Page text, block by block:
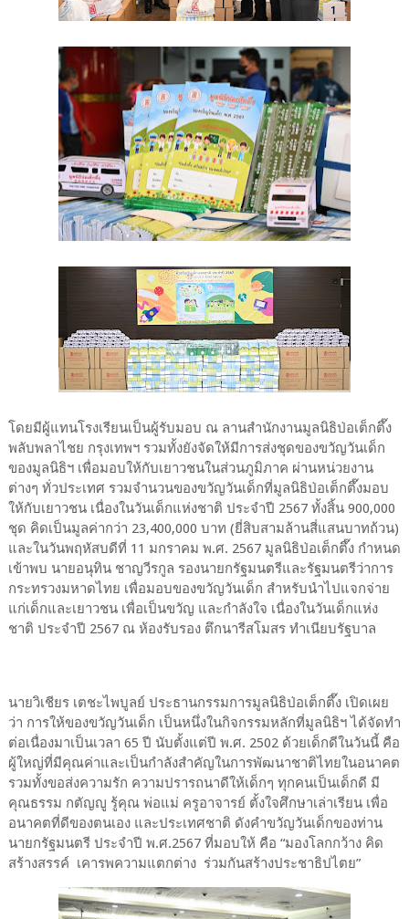
โดยมีผู้แทนโรงเรียนเป็นผู้รับมอบ ณ ลานสำนักงานมูลนิธิป่อเต็กตึ๊ง
พลับพลาไชย กรุงเทพฯ รวมทั้งยังจัดให้มีการส่งชุดของขวัญวันเด็ก
ของมูลนิธิฯ เพื่อมอบให้กับเยาวชนในส่วนภูมิภาค ผ่านหน่วยงาน
ต่างๆ ทั่วประเทศ รวมจำนวนของขวัญวันเด็กที่มูลนิธิป่อเต็กตึ๊งมอบ
ให้กับเยาวชน เนื่องในวันเด็กแห่งชาติ ประจำปี 2567 ทั้งสิ้น 900,000
ชุด คิดเป็นมูลค่ากว่า 23,400,000 บาท (ยี่สิบสามล้านสี่แสนบาทถ้วน)
และในวันพฤหัสบดีที่ 11 มกราคม พ.ศ. 2567 มูลนิธิป่อเต็กตึ๊ง กำหนด
เข้าพบ นายอนุทิน ชาญวีรกูล รองนายกรัฐมนตรีและรัฐมนตรีว่าการ
กระทรวงมหาดไทย เพื่อมอบของขวัญวันเด็ก สำหรับนำไปแจกจ่าย
แก่เด็กและเยาวชน เพื่อเป็นขวัญ และกำลังใจ เนื่องในวันเด็กแห่ง
ชาติ ประจำปี 2567 ณ ห้องรับรอง ตึกนารีสโมสร ทำเนียบรัฐบาล
นายวิเชียร เตชะไพบูลย์ ประธานกรรมการมูลนิธิป่อเต็กตึ๊ง เปิดเผย
ว่า การให้ของขวัญวันเด็ก เป็นหนึ่งในกิจกรรมหลักที่มูลนิธิฯ ได้จัดทำ
ต่อเนื่องมาเป็นเวลา 65 ปี นับตั้งแต่ปี พ.ศ. 2502 ด้วยเด็กดีในวันนี้ คือ
ผู้ใหญ่ที่มีคุณค่าและเป็นกำลังสำคัญในการพัฒนาชาติไทยในอนาคต
รวมทั้งขอส่งความรัก ความปรารถนาดีให้เด็กๆ ทุกคนเป็นเด็กดี มี
คุณธรรม กตัญญู รู้คุณ พ่อแม่ ครูอาจารย์ ตั้งใจศึกษาเล่าเรียน เพื่อ
อนาคตที่ดีของตนเอง และประเทศชาติ ดังคำขวัญวันเด็กของท่าน
นายกรัฐมนตรี ประจำปี พ.ศ.2567 ที่มอบให้ คือ “มองโลกกว้าง คิด
สร้างสรรค์ เคารพความแตกต่าง ร่วมกันสร้างประชาธิปไตย”